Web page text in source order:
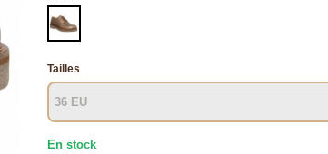
BRONZE
Tailles
En stock